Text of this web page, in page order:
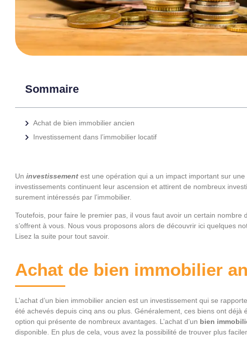
Sommaire
Achat de bien immobilier ancien
Investissement dans l’immobilier locatif
Un investissement est une opération qui a un impact important sur
investissements continuent leur ascension et attirent de nombreux
surement intéressés par l’immobilier.
Toutefois, pour faire le premier pas, il vous faut avoir un certain nombre
s’offrent à vous. Nous vous proposons alors de découvrir ici quelques
Lisez la suite pour tout savoir.
Achat de bien immobilier
L’achat d’un bien immobilier ancien est un investissement qui se
été achevés depuis cinq ans ou plus. Généralement, ces biens ont déjà
option qui présente de nombreux avantages. L’achat d’un bien
disponible. En plus de cela, vous avez la possibilité de trouver plus